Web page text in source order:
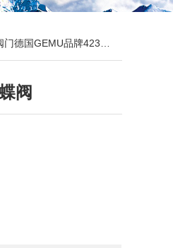
国GEMU品牌423电动蝶阀
阀